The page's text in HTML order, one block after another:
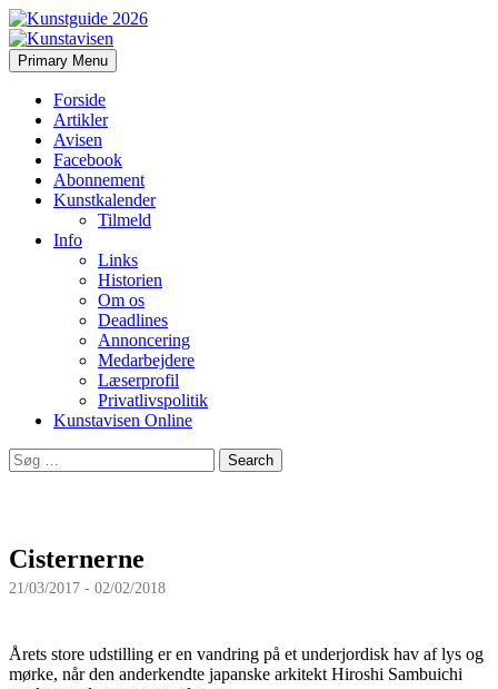
Kunstavisen
Search
Primary Menu Skip
to
Forside
Artikler
Avisen
Facebook
Abonnement
Kunstkalender
Tilmeld
Info
Links
Historien
Om os
Deadlines
Annoncering
Medarbejdere
Læserprofil
Privatlivspolitik
Kunstavisen Online
Search
for:
Cisternerne
21/03/2017 - 02/02/2018
Årets store udstilling er en vandring på et underjordisk hav af lys og
mørke, når den anderkendte japanske arkitekt Hiroshi Sambuichi